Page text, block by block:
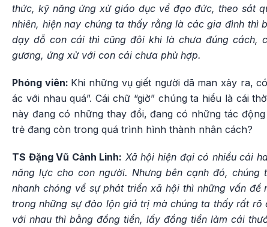
thức, kỹ năng ứng xử giáo dục về đạo đức, theo sát
nhiên, hiện nay chúng ta thấy rằng là các gia đình thì
dạy dỗ con cái thì cũng đôi khi là chưa đúng cách,
gương, ứng xử với con cái chưa phù hợp.
Phóng viên: Khi những vụ giết người dã man xảy ra,
ác với nhau quá”. Cái chữ “giờ” chúng ta hiểu là cái
này đang có những thay đổi, đang có những tác
trẻ đang còn trong quá trình hình thành nhân cách?
TS Đặng Vũ Cảnh Linh: Xã hội hiện đại có nhiều cái
năng lực cho con người. Nhưng bên cạnh đó,
nhanh chóng về sự phát triển xã hội thì những vấn
trong những sự đảo lộn giá trị mà chúng ta thấy rất
với nhau thì bằng đồng tiền, lấy đồng tiền làm cái